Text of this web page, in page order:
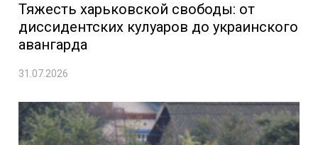
Тяжесть харьковской свободы: от
диссидентских кулуаров до украинского
авангарда
31.07.2026